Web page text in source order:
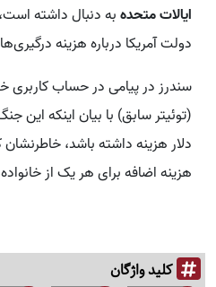
ایالات متحدهبه دنبال داشته
دولت آمریکا درباره هزینه
سندرز در پیامی در حساب کاربری
(توئیتر سابق) با بیان اینکه این
دلار هزینه داشته باشد، خاطرنشان
هزینه اضافه برای هر یک از
کلید واژگان